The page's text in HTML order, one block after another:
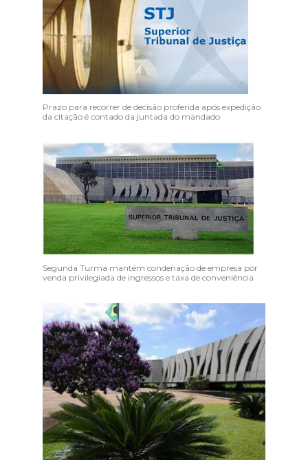
Prazo para recorrer de decisão proferida após expedição
da citação é contado da juntada do mandado
Segunda Turma mantém condenação de empresa por
venda privilegiada de ingressos e taxa de conveniência